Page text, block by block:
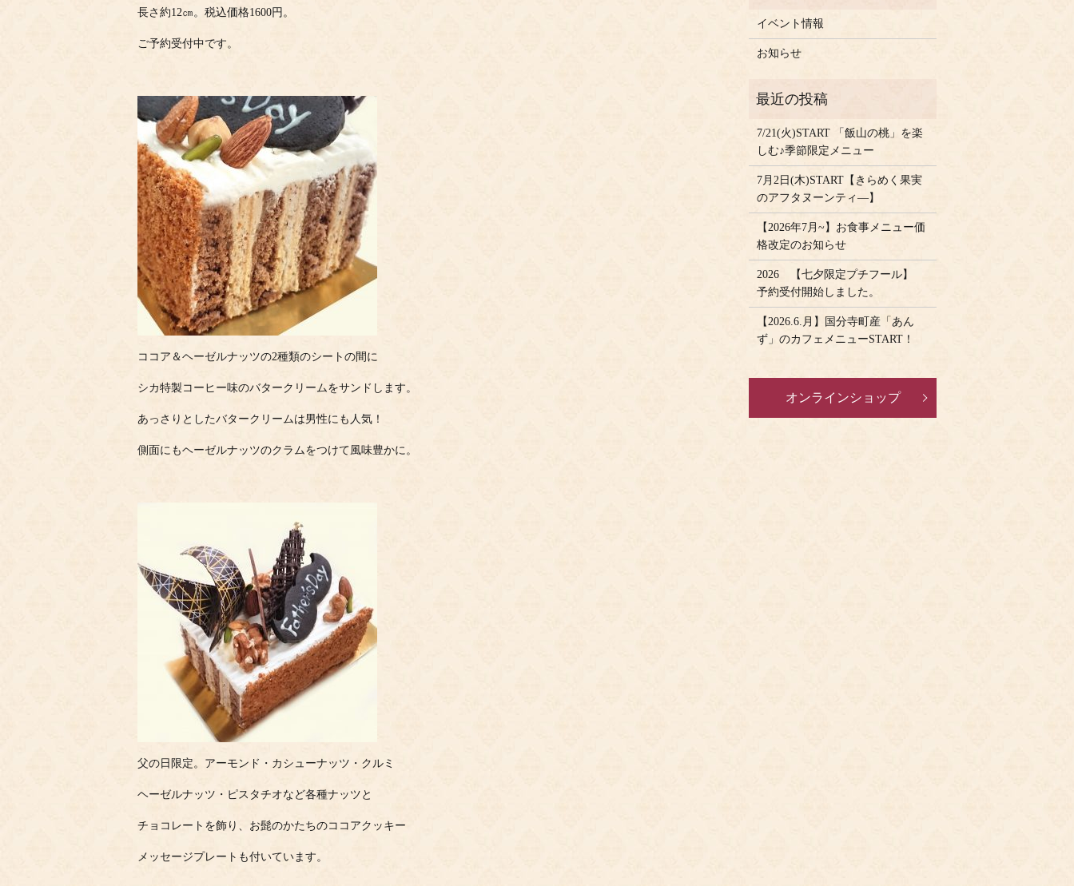
長さ約12㎝。税込価格1600円。
ご予約受付中です。
ココア＆ヘーゼルナッツの2種類のシートの間に
シカ特製コーヒー味のバタークリームをサンドします。
あっさりとしたバタークリームは男性にも人気！
側面にもヘーゼルナッツのクラムをつけて風味豊かに。
父の日限定。アーモンド・カシューナッツ・クルミ
ヘーゼルナッツ・ピスタチオなど各種ナッツと
チョコレートを飾り、お髭のかたちのココアクッキー
メッセージプレートも付いています。
イベント情報
お知らせ
7/21(火)START 「飯山の桃」を楽
しむ♪季節限定メニュー
7月2日(木)START【きらめく果実
のアフタヌーンティ―】
【2026年7月~】お食事メニュー価
格改定のお知らせ
2026 【七夕限定プチフール】
予約受付開始しました。
【2026.6.月】国分寺町産「あん
ず」のカフェメニューSTART！
オンラインショップ